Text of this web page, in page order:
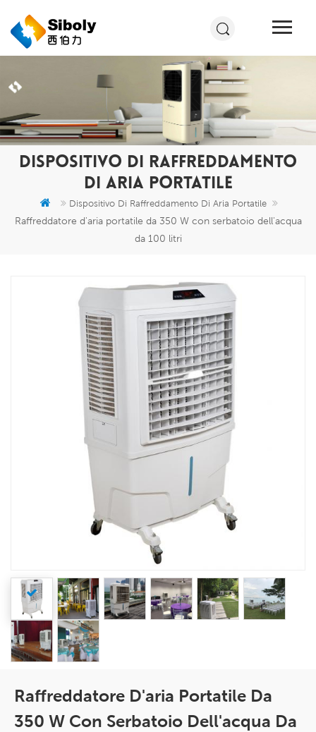
DISPOSITIVO DI RAFFREDDAMENTO
DI ARIA PORTATILE
Dispositivo Di Raffreddamento Di Aria Portatile
Raffreddatore d'aria portatile da 350 W con serbatoio dell'acqua
da 100 litri
Raffreddatore D'aria Portatile Da
350 W Con Serbatoio Dell'acqua Da